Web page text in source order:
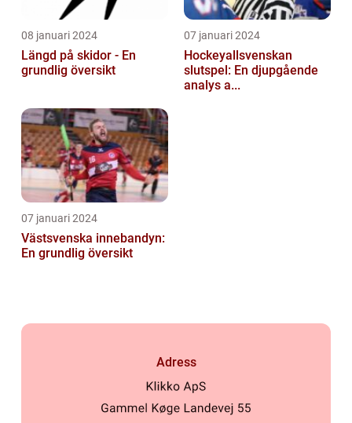
08 januari 2024
Längd på skidor - En
grundlig översikt
07 januari 2024
Hockeyallsvenskan
slutspel: En djupgående
analys a...
07 januari 2024
Västsvenska innebandyn:
En grundlig översikt
Adress